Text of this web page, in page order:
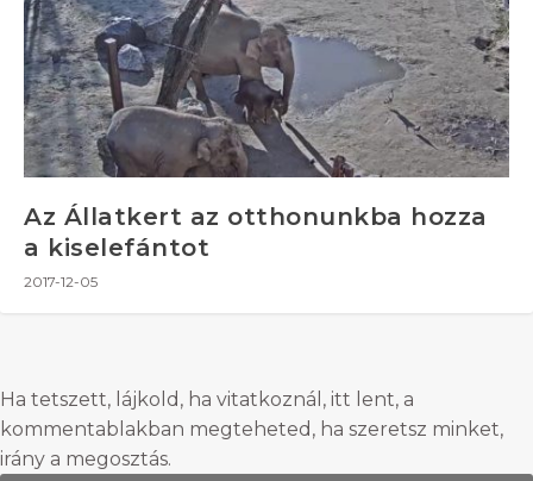
Az Állatkert az otthonunkba hozza
a kiselefántot
2017-12-05
Ha tetszett, lájkold, ha vitatkoznál, itt lent, a
kommentablakban megteheted, ha szeretsz minket,
irány a megosztás.